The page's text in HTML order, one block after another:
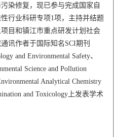
染修复，现已参与完成国家自
行业科研专项1项，主持并结题
目和镇江市重点研发计划社会
讯作者于国际知名SCI期刊
and Environmental Safety、
Science and Pollution
Analytical Chemistry
and Toxicology 上发表学术